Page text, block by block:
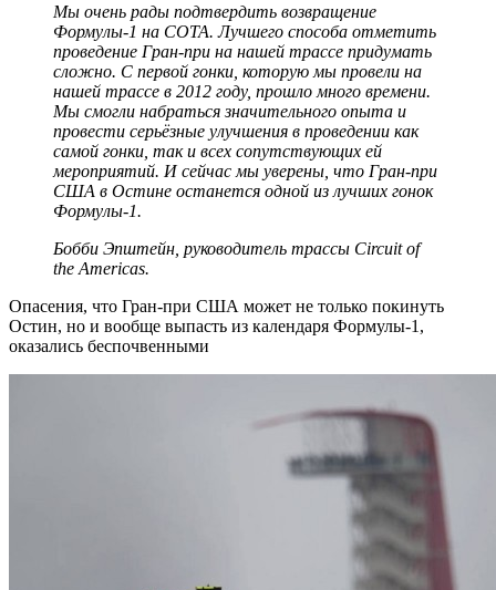
Мы очень рады подтвердить возвращение
Формулы-1 на СОТА. Лучшего способа отметить
проведение Гран-при на нашей трассе придумать
сложно. С первой гонки, которую мы провели на
нашей трассе в 2012 году, прошло много времени.
Мы смогли набраться значительного опыта и
провести серьёзные улучшения в проведении как
самой гонки, так и всех сопутствующих ей
мероприятий. И сейчас мы уверены, что Гран-при
США в Остине останется одной из лучших гонок
Формулы-1.
Бобби Эпштейн, руководитель трассы Circuit of
the Americas.
Опасения, что Гран-при США может не только покинуть
Остин, но и вообще выпасть из календаря Формулы-1,
оказались беспочвенными